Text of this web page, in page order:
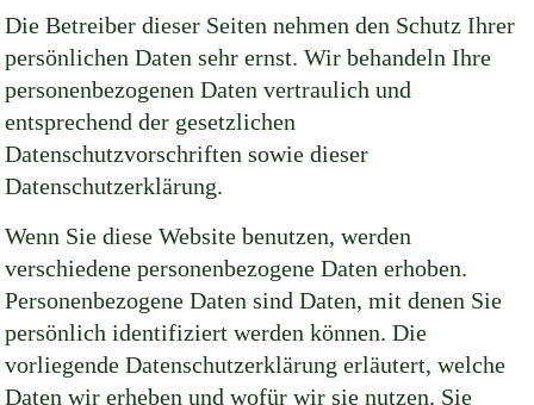
Die Betreiber dieser Seiten nehmen den Schutz Ihrer
persönlichen Daten sehr ernst. Wir behandeln Ihre
personenbezogenen Daten vertraulich und
entsprechend der gesetzlichen
Datenschutzvorschriften sowie dieser
Datenschutzerklärung.
Wenn Sie diese Website benutzen, werden
verschiedene personenbezogene Daten erhoben.
Personenbezogene Daten sind Daten, mit denen Sie
persönlich identifiziert werden können. Die
vorliegende Datenschutzerklärung erläutert, welche
Daten wir erheben und wofür wir sie nutzen. Sie